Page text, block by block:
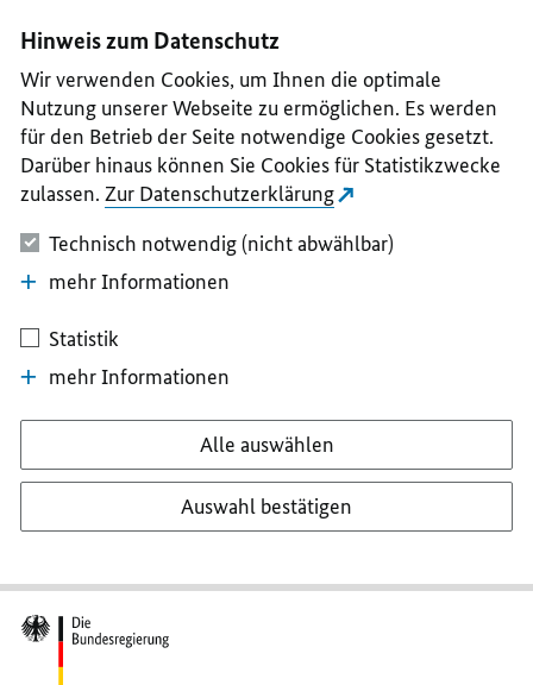
II
III
IV
V
Hinweis zum Datenschutz
Wir verwenden Cookies, um Ihnen die optimale
Nutzung unserer Webseite zu ermöglichen. Es werden
für den Betrieb der Seite notwendige Cookies gesetzt.
Darüber hinaus können Sie Cookies für Statistikzwecke
zulassen. Zur Datenschutzerklärung
Technisch notwendig (nicht abwählbar)
mehr Informationen
Statistik
mehr Informationen
Alle auswählen
Auswahl bestätigen